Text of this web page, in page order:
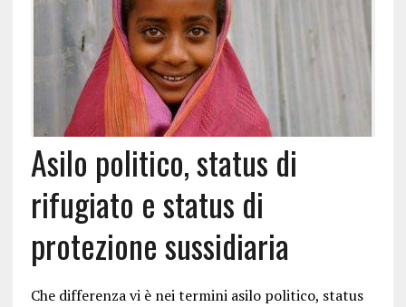
Asilo politico, status di
rifugiato e status di
protezione sussidiaria
Che differenza vi è nei termini asilo politico, status